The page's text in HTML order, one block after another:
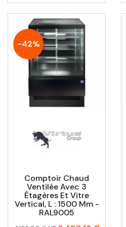
-42%
Comptoir Chaud
Ventilée Avec 3
Étagères Et Vitre
Vertical, L : 1500 Mm -
RAL9005